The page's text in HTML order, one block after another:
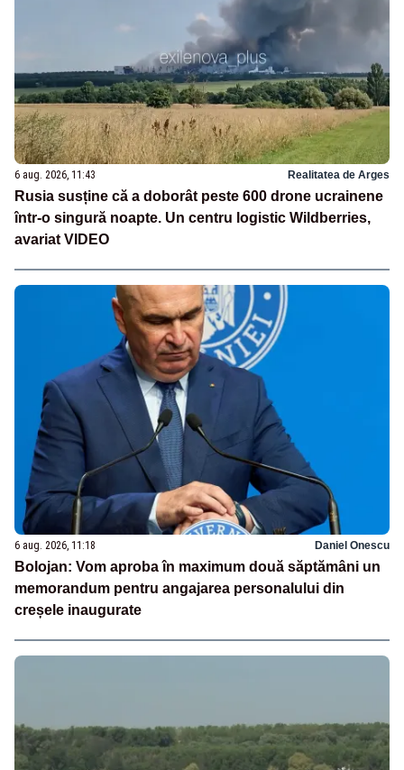
6 aug. 2026, 11:43 Realitatea de Arges
Rusia susține că a doborât peste 600 drone ucrainene
într-o singură noapte. Un centru logistic Wildberries,
avariat VIDEO
6 aug. 2026, 11:18 Daniel Onescu
Bolojan: Vom aproba în maximum două săptămâni un
memorandum pentru angajarea personalului din
creșele inaugurate